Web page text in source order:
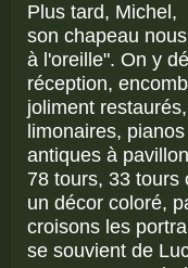
Plus tard, Michel,
son chapeau
à l'oreille". On y
réception,
joliment
limonaires,
antiques à
78 tours, 33
un décor coloré,
croisons les
se souvient de